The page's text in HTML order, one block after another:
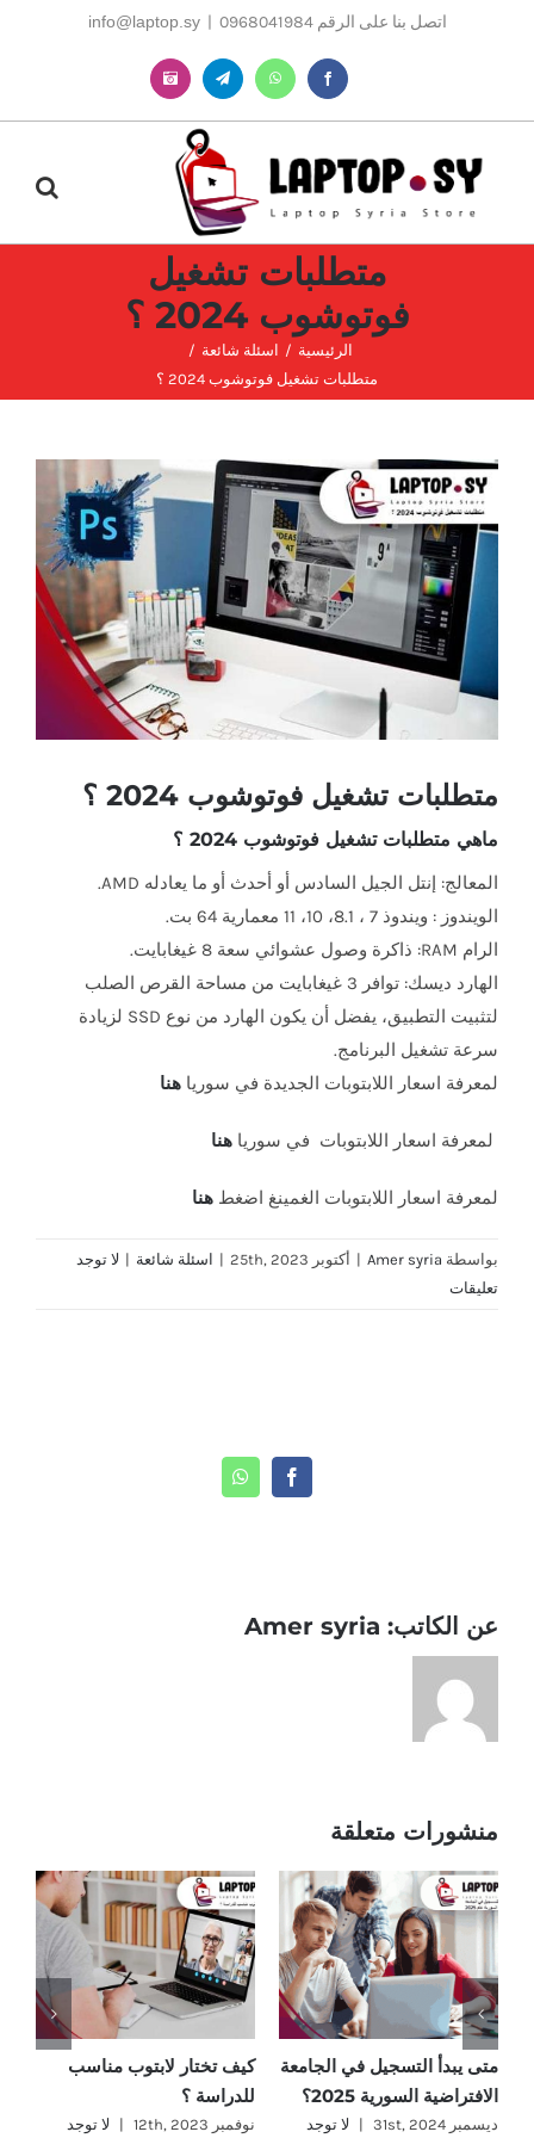
اتصل بنا على الرقم 0968041984 |
info@laptop.sy
Facebook
WhatsApp
Telegram
Instagram
متطلبات تشغيل
فوتوشوب 2024 ؟
الرئيسية
اسئلة شائعة
متطلبات تشغيل فوتوشوب 2024 ؟
مشاهدة
صورة
أكبر
متطلبات تشغيل فوتوشوب 2024 ؟
ماهي متطلبات تشغيل فوتوشوب 2024 ؟
المعالج: إنتل الجيل السادس أو أحدث أو ما يعادله AMD.
الويندوز : ويندوذ 7 ، 8.1، 10، 11 معمارية 64 بت.
الرام RAM: ذاكرة وصول عشوائي سعة 8 غيغابايت.
الهارد ديسك: توافر 3 غيغابايت من مساحة القرص الصلب
لتثبيت التطبيق، يفضل أن يكون الهارد من نوع SSD لزيادة
سرعة تشغيل البرنامج.
لمعرفة اسعار اللابتوبات الجديدة في سوريا هنا
لمعرفة اسعار اللابتوبات في سوريا هنا
لمعرفة اسعار اللابتوبات الغمينغ اضغط هنا
بواسطة Amer syria
| أكتوبر 25th, 2023 | اسئلة شائعة | لا توجد
تعليقات
Facebook
WhatsApp
عن الكاتب: Amer syria
منشورات متعلقة
متى يبدأ التسجيل في الجامعة
الافتراضية السورية 2025؟
ديسمبر 31st, 2024 |
لا توجد
كيف تختار لابتوب مناسب
للدراسة ؟
نوفمبر 12th, 2023 |
لا توجد